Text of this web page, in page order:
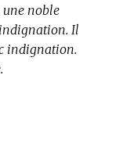
noble
Il
indignation.